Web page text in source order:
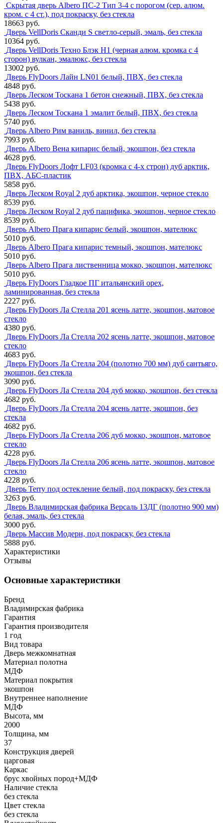
Скрытая дверь Albero ПС-2 Тип 3-4 с порогом (сер. алюм.
кром. с 4 ст.), под покраску, без стекла
18663 руб.
Дверь VellDoris Сканди S светло-серый, эмаль, без стекла
10364 руб.
Дверь VellDoris Техно Блэк H1 (черная алюм. кромка с 4
сторон) вулкан, эмалюкс, без стекла
13002 руб.
Дверь FlyDoors Лайн LN01 белый, ПВХ, без стекла
4848 руб.
Дверь Леском Тоскана 1 бетон снежный, ПВХ, без стекла
5438 руб.
Дверь Леском Тоскана 1 эмалит белый, ПВХ, без стекла
5740 руб.
Дверь Albero Рим ваниль, винил, без стекла
7993 руб.
Дверь Albero Вена кипарис белый, экошпон, без стекла
4628 руб.
Дверь FlyDoors Лофт LF03 (кромка с 4-х строн) дуб арктик,
ПВХ, АБС-пластик
5858 руб.
Дверь Леском Royal 2 дуб арктика, экошпон, черное стекло
8539 руб.
Дверь Леском Royal 2 дуб пацифика, экошпон, черное стекло
8539 руб.
Дверь Albero Прага кипарис белый, экошпон, мателюкс
5010 руб.
Дверь Albero Прага кипарис темный, экошпон, мателюкс
5010 руб.
Дверь Albero Прага лиственница мокко, экошпон, мателюкс
5010 руб.
Дверь FlyDoors Гладкое ПГ итальянский орех,
ламинированная, без стекла
2227 руб.
Дверь FlyDoors Ла Стелла 201 ясень латте, экошпон, матовое
стекло
4380 руб.
Дверь FlyDoors Ла Стелла 202 ясень латте, экошпон, матовое
стекло
4683 руб.
Дверь FlyDoors Ла Стелла 204 (полотно 700 мм) дуб сантьяго,
экошпон, без стекла
3090 руб.
Дверь FlyDoors Ла Стелла 204 дуб мокко, экошпон, без стекла
4682 руб.
Дверь FlyDoors Ла Стелла 204 ясень латте, экошпон, без
стекла
4682 руб.
Дверь FlyDoors Ла Стелла 206 дуб мокко, экошпон, матовое
стекло
4228 руб.
Дверь FlyDoors Ла Стелла 206 ясень латте, экошпон, матовое
стекло
4228 руб.
Дверь Terry под остекление белый, под покраску, без стекла
3263 руб.
Дверь Владимирская фабрика Версаль 13ДГ (полотно 900 мм)
белая, эмаль, без стекла
3000 руб.
Дверь Массив Модерн, под покраску, без стекла
5888 руб.
Характеристики
Отзывы
Основные характеристики
Бренд
Владимирская фабрика
Гарантия
Гарантия производителя
1 год
Вид товара
Дверь межкомнатная
Материал полотна
МДФ
Материал покрытия
экошпон
Внутреннее наполнение
МДФ
Высота, мм
2000
Толщина, мм
37
Конструкция дверей
царговая
Каркас
брус хвойных пород+МДФ
Наличие стекла
без стекла
Цвет стекла
без стекла